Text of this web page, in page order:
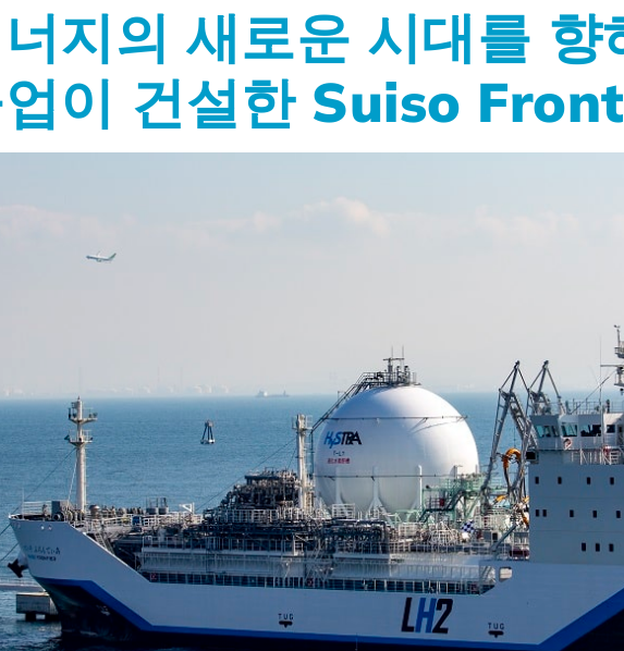
지의 새로운 시대를
이 건설한 Suiso